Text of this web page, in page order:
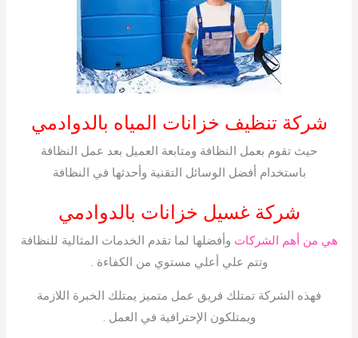
شركة تنظيف خزانات المياه بالدوادمي
حيث تقوم بعمل النظافة ومتابعة العميل بعد عمل النظافة
باستخدام أفضل الوسائل التقنية وأحدثها في النظافة
شركة غسيل خزانات بالدوادمي
هي من أهم الشركات وأفضلها لما تقدم الخدمات المثالية للنظافة
وتتم علي أعلي مستوي من الكفاءة .
فهذه الشركة تمتلك فريق عمل متميز يمتلك الخبرة اللازمة
ويمتلكون الإحترافية في العمل .